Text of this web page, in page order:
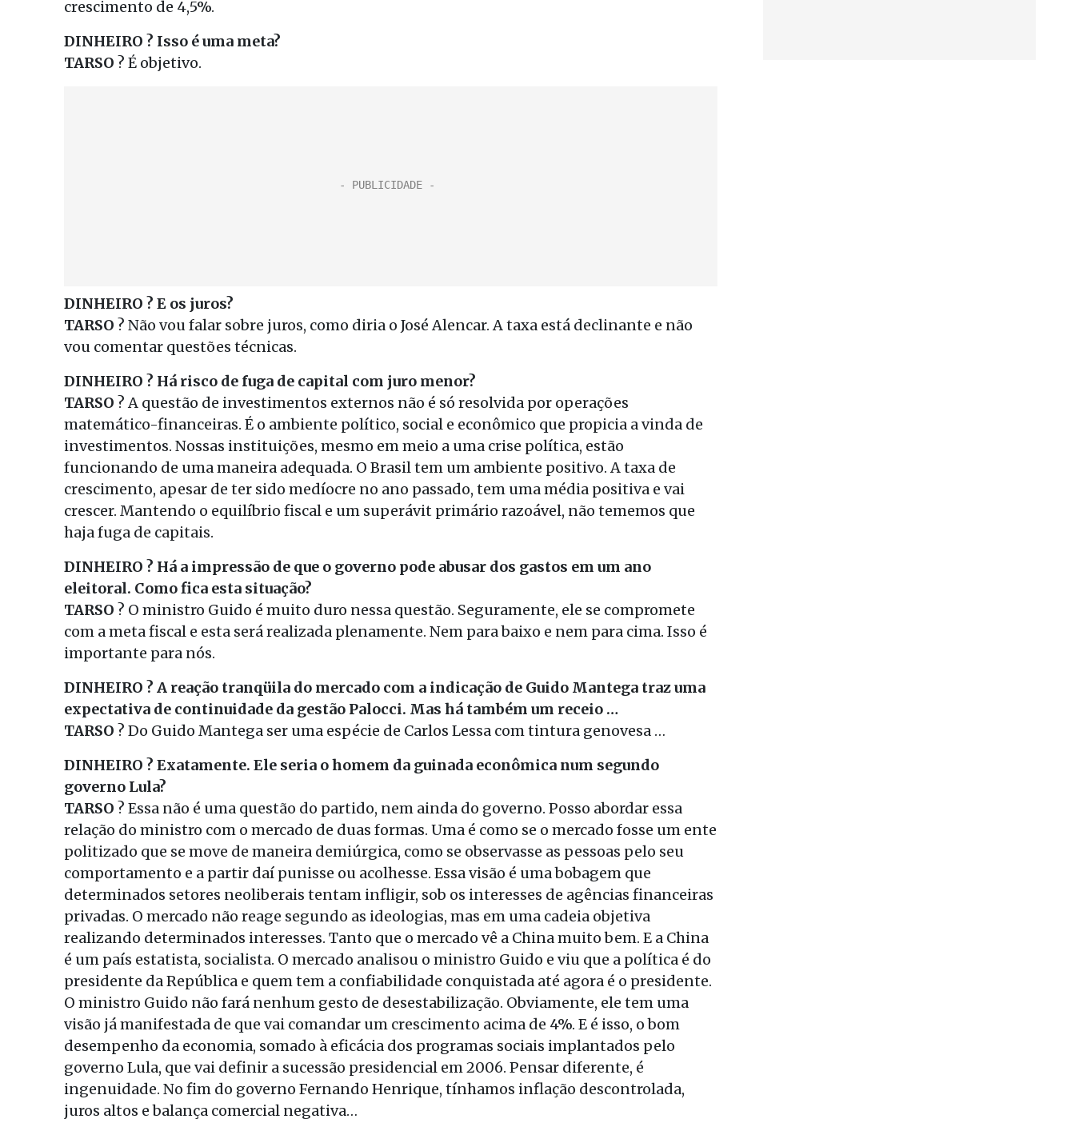
crescimento de 4,5%.
DINHEIRO ? Isso é uma meta?
TARSO ? É objetivo.
DINHEIRO ? E os juros?
TARSO ? Não vou falar sobre juros, como diria o José Alencar. A taxa está declinante e não
vou comentar questões técnicas.
DINHEIRO ? Há risco de fuga de capital com juro menor?
TARSO ? A questão de investimentos externos não é só resolvida por operações
matemático-financeiras. É o ambiente político, social e econômico que propicia a vinda de
investimentos. Nossas instituições, mesmo em meio a uma crise política, estão
funcionando de uma maneira adequada. O Brasil tem um ambiente positivo. A taxa de
crescimento, apesar de ter sido medíocre no ano passado, tem uma média positiva e vai
crescer. Mantendo o equilíbrio fiscal e um superávit primário razoável, não tememos que
haja fuga de capitais.
DINHEIRO ? Há a impressão de que o governo pode abusar dos gastos em um ano
eleitoral. Como fica esta situação?
TARSO ? O ministro Guido é muito duro nessa questão. Seguramente, ele se compromete
com a meta fiscal e esta será realizada plenamente. Nem para baixo e nem para cima. Isso é
importante para nós.
DINHEIRO ? A reação tranqüila do mercado com a indicação de Guido Mantega traz uma
expectativa de continuidade da gestão Palocci. Mas há também um receio …
TARSO ? Do Guido Mantega ser uma espécie de Carlos Lessa com tintura genovesa …
DINHEIRO ? Exatamente. Ele seria o homem da guinada econômica num segundo
governo Lula?
TARSO ? Essa não é uma questão do partido, nem ainda do governo. Posso abordar essa
relação do ministro com o mercado de duas formas. Uma é como se o mercado fosse um ente
politizado que se move de maneira demiúrgica, como se observasse as pessoas pelo seu
comportamento e a partir daí punisse ou acolhesse. Essa visão é uma bobagem que
determinados setores neoliberais tentam infligir, sob os interesses de agências financeiras
privadas. O mercado não reage segundo as ideologias, mas em uma cadeia objetiva
realizando determinados interesses. Tanto que o mercado vê a China muito bem. E a China
é um país estatista, socialista. O mercado analisou o ministro Guido e viu que a política é do
presidente da República e quem tem a confiabilidade conquistada até agora é o presidente.
O ministro Guido não fará nenhum gesto de desestabilização. Obviamente, ele tem uma
visão já manifestada de que vai comandar um crescimento acima de 4%. E é isso, o bom
desempenho da economia, somado à eficácia dos programas sociais implantados pelo
governo Lula, que vai definir a sucessão presidencial em 2006. Pensar diferente, é
ingenuidade. No fim do governo Fernando Henrique, tínhamos inflação descontrolada,
juros altos e balança comercial negativa…